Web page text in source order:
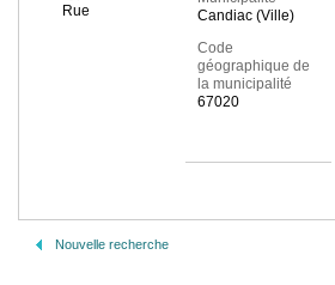
Rue
Candiac (Ville)
Code
géographique de
la municipalité
67020
Nouvelle recherche